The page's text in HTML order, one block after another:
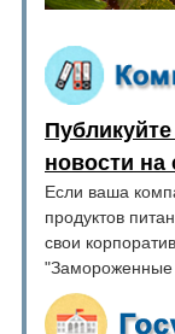
новости на
Если ваша
продуктов
свои
"Замороженные